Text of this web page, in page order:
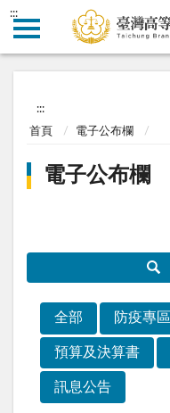
:::
:::
首頁 電子公布欄
電子公布欄
全部 防疫專區
預算及決算書
訊息公告